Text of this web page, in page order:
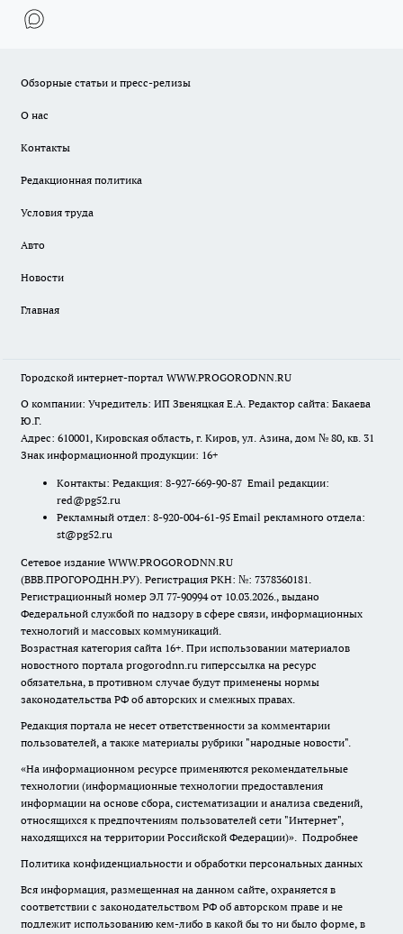
Обзорные статьи и пресс-релизы
О нас
Контакты
Редакционная политика
Условия труда
Авто
Новости
Главная
Городской интернет-портал WWW.PROGORODNN.RU
О компании: Учредитель: ИП Звеняцкая Е.А. Редактор сайта: Бакаева
Ю.Г.
Адрес: 610001, Кировская область, г. Киров, ул. Азина, дом № 80, кв. 31
Знак информационной продукции: 16+
Контакты: Редакция: 8-927-669-90-87 Email редакции:
red@pg52.ru
Рекламный отдел: 8-920-004-61-95 Email рекламного отдела:
st@pg52.ru
Сетевое издание WWW.PROGORODNN.RU
(ВВВ.ПРОГОРОДНН.РУ). Регистрация РКН: №: 7378360181.
Регистрационный номер ЭЛ 77-90994 от 10.03.2026., выдано
Федеральной службой по надзору в сфере связи, информационных
технологий и массовых коммуникаций.
Возрастная категория сайта 16+. При использовании материалов
новостного портала progorodnn.ru гиперссылка на ресурс
обязательна, в противном случае будут применены нормы
законодательства РФ об авторских и смежных правах.
Редакция портала не несет ответственности за комментарии
пользователей, а также материалы рубрики "народные новости".
«На информационном ресурсе применяются рекомендательные
технологии (информационные технологии предоставления
информации на основе сбора, систематизации и анализа сведений,
относящихся к предпочтениям пользователей сети "Интернет",
находящихся на территории Российской Федерации)». Подробнее
Политика конфиденциальности и обработки персональных данных
Вся информация, размещенная на данном сайте, охраняется в
соответствии с законодательством РФ об авторском праве и не
подлежит использованию кем-либо в какой бы то ни было форме, в